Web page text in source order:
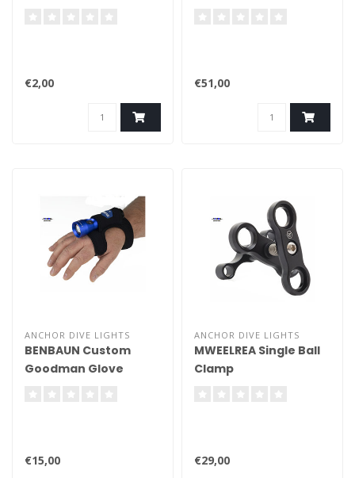
€2,00 €51,00
ANCHOR DIVE LIGHTS
BENBAUN Custom
Goodman Glove
€15,00
ANCHOR DIVE LIGHTS
MWEELREA Single Ball
Clamp
€29,00